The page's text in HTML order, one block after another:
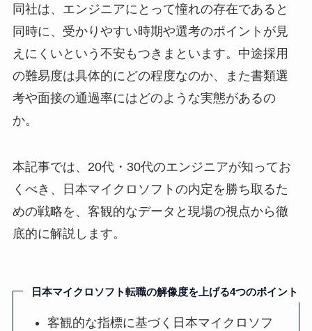
同社は、エンジニアにとって憧れの存在であると
同時に、受かりやすい時期や選考のポイントが見
えにくいという不安もつきまといます。中途採用
の難易度は具体的にどの程度なのか、また書類選
考や面接の通過率にはどのような実態があるの
か。
本記事では、20代・30代のエンジニアが知ってお
くべき、日本マイクロソフトの内定を勝ち取るた
めの戦略を、客観的なデータと現場の視点から徹
底的に解説します。
日本マイクロソフト転職の解像度を上げる4つのポイント
客観的な指標に基づく日本マイクロソフ